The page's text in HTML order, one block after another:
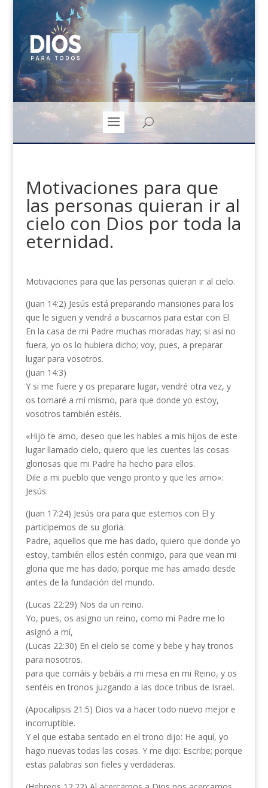
Motivaciones para que
las personas quieran ir al
cielo con Dios por toda la
eternidad.
Motivaciones para que las personas quieran ir al cielo.
(Juan 14:2) Jesús está preparando mansiones para los
que le siguen y vendrá a buscarnos para estar con El.
En la casa de mi Padre muchas moradas hay; si así no
fuera, yo os lo hubiera dicho; voy, pues, a preparar
lugar para vosotros.
(Juan 14:3)
Y si me fuere y os preparare lugar, vendré otra vez, y
os tomaré a mí mismo, para que donde yo estoy,
vosotros también estéis.
«Hijo te amo, deseo que les hables a mis hijos de este
lugar llamado cielo, quiero que les cuentes las cosas
gloriosas que mi Padre ha hecho para ellos.
Dile a mi pueblo que vengo pronto y que les amo»:
Jesús.
(Juan 17:24) Jesús ora para que estemos con El y
participemos de su gloria.
Padre, aquellos que me has dado, quiero que donde yo
estoy, también ellos estén conmigo, para que vean mi
gloria que me has dado; porque me has amado desde
antes de la fundación del mundo.
(Lucas 22:29) Nos da un reino.
Yo, pues, os asigno un reino, como mi Padre me lo
asignó a mí,
(Lucas 22:30) En el cielo se come y bebe y hay tronos
para nosotros.
para que comáis y bebáis a mi mesa en mi Reino, y os
sentéis en tronos juzgando a las doce tribus de Israel.
(Apocalipsis 21:5) Dios va a hacer todo nuevo mejor e
incorruptible.
Y el que estaba sentado en el trono dijo: He aquí, yo
hago nuevas todas las cosas. Y me dijo: Escribe; porque
estas palabras son fieles y verdaderas.